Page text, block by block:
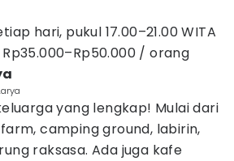
hari, pukul 17.00–21.00 WITA
/ orang
yang lengkap! Mulai dari
camping ground, labirin,
raksasa. Ada juga kafe